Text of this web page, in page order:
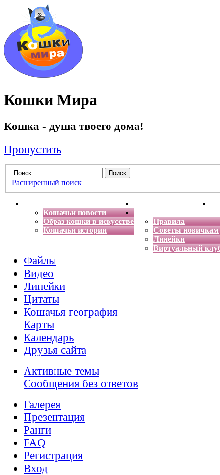
Кошки Мира
Кошка - душа твоего дома!
Пропустить
Расширенный поиск
Кошачьи новости
Образ кошки в искусстве
Кошачьи истории
Энциклопедия кошек
Правила
Советы новичкам
Линейки
Виртуальный
Файлы
Видео
Линейки
Цитаты
Кошачья география
Карты
Календарь
Друзья сайта
Активные темы
Сообщения без ответов
Галерея
Презентация
Ранги
FAQ
Регистрация
Вход